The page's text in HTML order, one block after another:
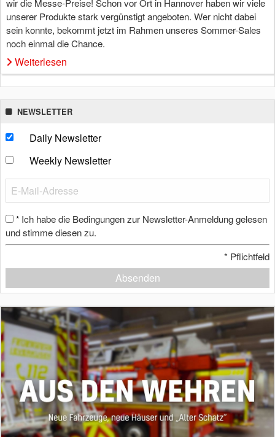
unserer Produkte stark vergünstigt angeboten. Wer nicht dabei
sein konnte, bekommt jetzt im Rahmen unseres Sommer-Sales
noch einmal die Chance.
Weiterlesen
NEWSLETTER
Daily Newsletter
Weekly Newsletter
* Ich habe die Bedingungen zur Newsletter-Anmeldung gelesen
und stimme diesen zu.
* Pflichtfeld
Absenden